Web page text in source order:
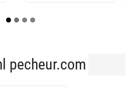
pecheur.com